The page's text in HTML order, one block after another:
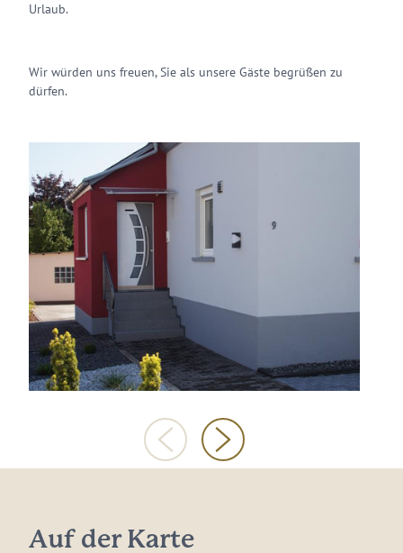
Urlaub.
Wir würden uns freuen, Sie als unsere Gäste begrüßen zu
dürfen.
Auf der Karte